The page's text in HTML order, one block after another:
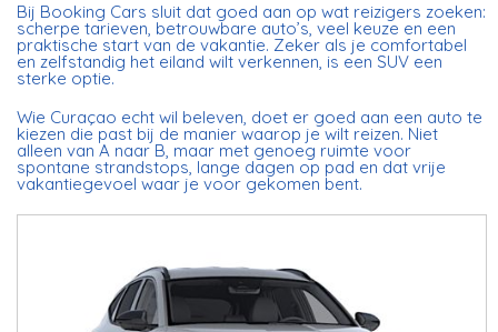
Bij Booking Cars sluit dat goed aan op wat reizigers zoeken:
scherpe tarieven, betrouwbare auto’s, veel keuze en een
praktische start van de vakantie. Zeker als je comfortabel
en zelfstandig het eiland wilt verkennen, is een SUV een
sterke optie.
Wie Curaçao echt wil beleven, doet er goed aan een auto te
kiezen die past bij de manier waarop je wilt reizen. Niet
alleen van A naar B, maar met genoeg ruimte voor
spontane strandstops, lange dagen op pad en dat vrije
vakantiegevoel waar je voor gekomen bent.